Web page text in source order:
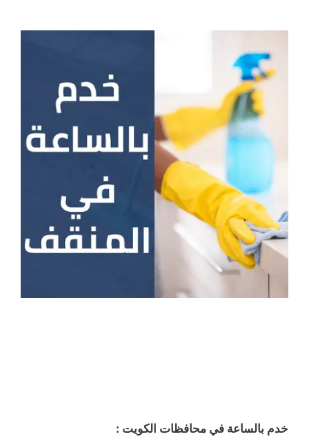
خدم بالساعة في محافظات الكويت :